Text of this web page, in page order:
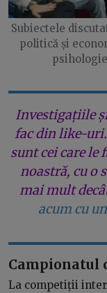
Subiectele
politică și
Investigațiile
fac din like-
sunt cei care le
noastră, cu o
mai mult
acum cu
Campionatul
La competiții